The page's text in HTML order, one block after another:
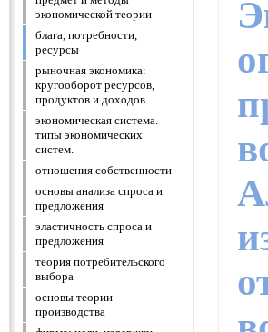
экономической теории
блага, потребности,
ресурсы
рыночная экономика:
кругооборот ресурсов,
продуктов и доходов
экономическая система.
типы экономических
систем.
отношения собственности
основы анализа спроса и
предложения
эластичность спроса и
предложения
теория потребительского
выбора
основы теории
производства